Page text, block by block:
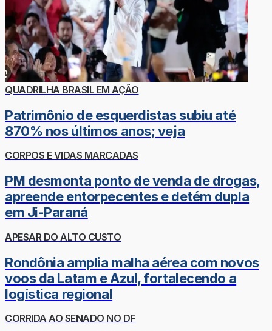
QUADRILHA BRASIL EM AÇÃO
Patrimônio de esquerdistas subiu até
870% nos últimos anos; veja
CORPOS E VIDAS MARCADAS
PM desmonta ponto de venda de drogas,
apreende entorpecentes e detém dupla
em Ji-Paraná
APESAR DO ALTO CUSTO
Rondônia amplia malha aérea com novos
voos da Latam e Azul, fortalecendo a
logística regional
CORRIDA AO SENADO NO DF